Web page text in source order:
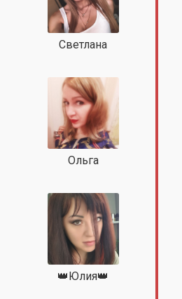
Светлана
Ольга
👑Юлия👑